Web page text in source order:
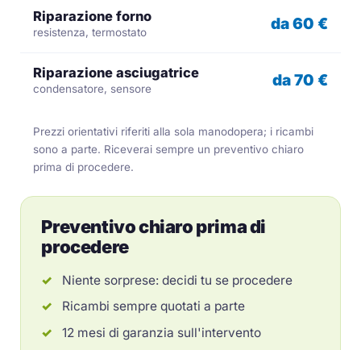
Riparazione forno
resistenza, termostato da 60 €
Riparazione asciugatrice
condensatore, sensore da 70 €
Prezzi orientativi riferiti alla sola manodopera; i ricambi
sono a parte. Riceverai sempre un preventivo chiaro
prima di procedere.
Preventivo chiaro prima di
procedere
Niente sorprese: decidi tu se procedere
Ricambi sempre quotati a parte
12 mesi di garanzia sull'intervento